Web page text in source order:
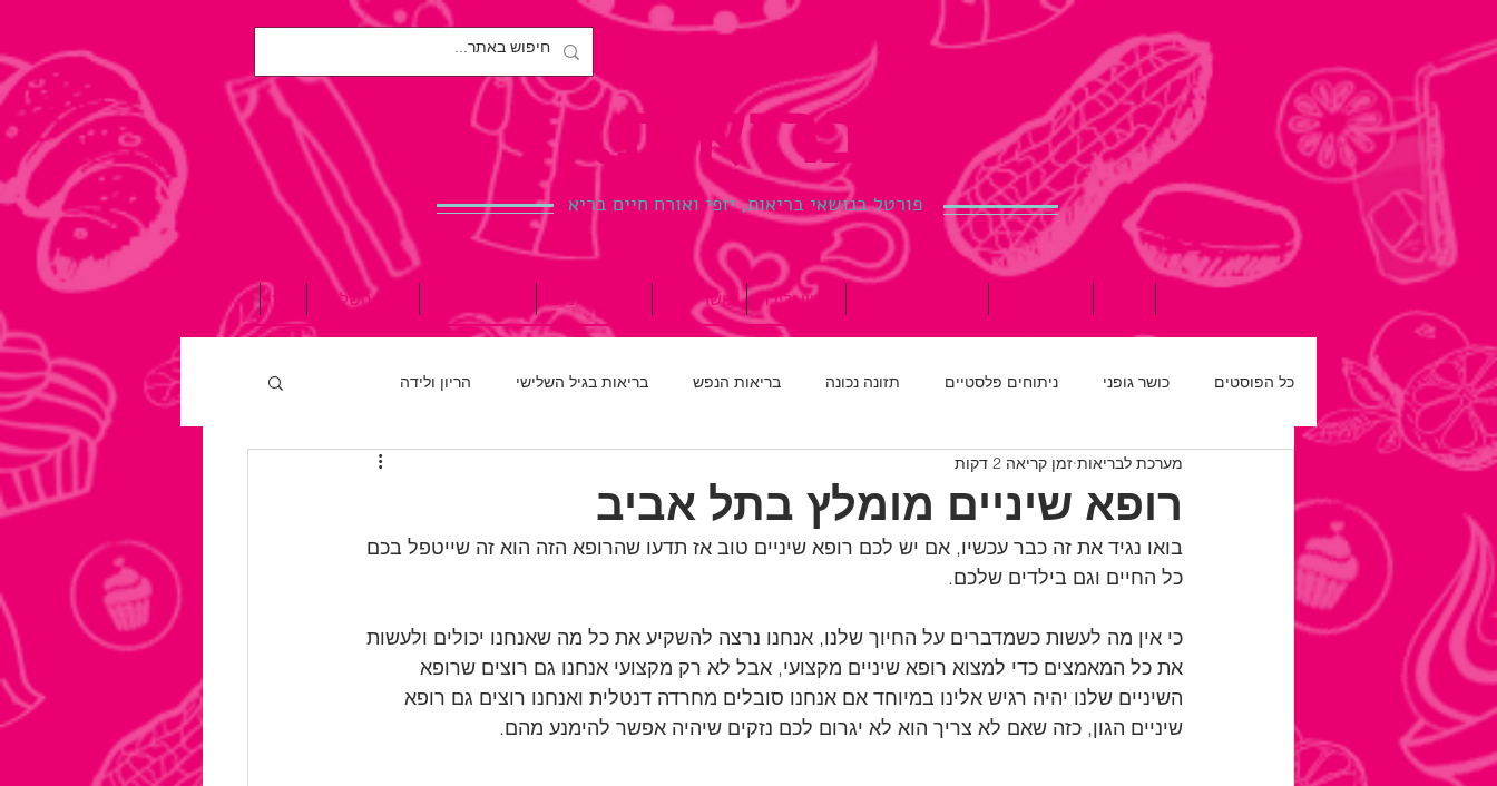
לבריאות.
פורטל בנושאי בריאות, יופי ואורח חיים בריא
הריון ולידה כושר גופני רפואת שיניים הגיל השלישי עוד
כל הפוסטים כושר גופני ניתוחים פלסטיים תזונה נכונה בריאות הנפש בריאות בגיל השלישי הריון ולידה
רפואת שיניים חדש על המדף
רופא שיניים מומלץ בתל אביב
מערכת לבריאות זמן קריאה 2 דקות
בואו נגיד את זה כבר עכשיו, אם יש לכם רופא שיניים טוב אז תדעו שהרופא הזה הוא זה שייטפל בכם
כל החיים וגם בילדים שלכם.
כי אין מה לעשות כשמדברים על החיוך שלנו, אנחנו נרצה להשקיע את כל מה שאנחנו יכולים ולעשות
את כל המאמצים כדי למצוא רופא שיניים מקצועי, אבל לא רק מקצועי אנחנו גם רוצים שרופא
השיניים שלנו יהיה רגיש אלינו במיוחד אם אנחנו סובלים מחרדה דנטלית ואנחנו רוצים גם רופא
שיניים הגון, כזה שאם לא צריך הוא לא יגרום לכם נזקים שיהיה אפשר להימנע מהם.